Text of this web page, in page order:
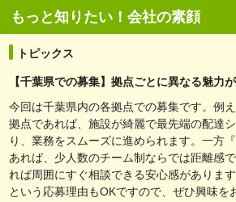
もっと知りたい！会社の素顔
トピックス
【千葉県での募集】拠点ごとに異なる魅力が
今回は千葉県内の各拠点での募集です。例
拠点であれば、施設が綺麗で最先端の配達
り、業務をスムーズに進められます。一方
あれば、少人数のチーム制ならでは距離感
れば周囲にすぐ相談できる安心感がありま
という応募理由もOKですので、ぜひ興味を